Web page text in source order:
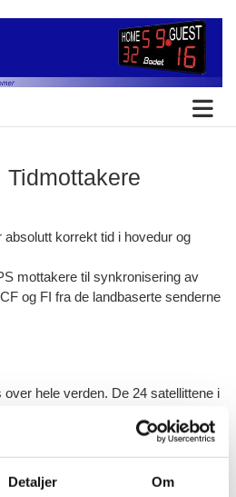
Detaljer Om
Tidmottakere
korrekt tid i hovedur og
mottakere til synkronisering av
og FI fra de landbaserte senderne
hele verden. De 24 satellittene i
data som inneholder tid og